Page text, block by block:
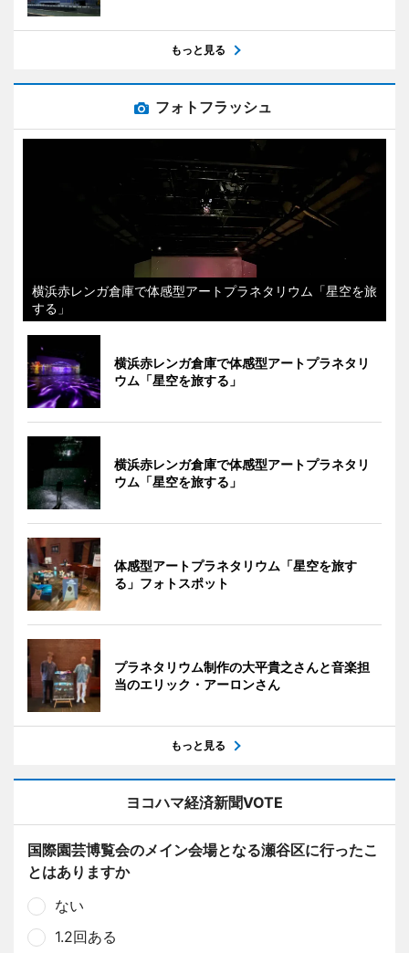
もっと見る
フォトフラッシュ
横浜赤レンガ倉庫で体感型アートプラネタリウム「星空を旅
する」
横浜赤レンガ倉庫で体感型アートプラネタリ
ウム「星空を旅する」
横浜赤レンガ倉庫で体感型アートプラネタリ
ウム「星空を旅する」
体感型アートプラネタリウム「星空を旅す
る」フォトスポット
プラネタリウム制作の大平貴之さんと音楽担
当のエリック・アーロンさん
もっと見る
ヨコハマ経済新聞VOTE
国際園芸博覧会のメイン会場となる瀬谷区に行ったこ
とはありますか
ない
1.2回ある